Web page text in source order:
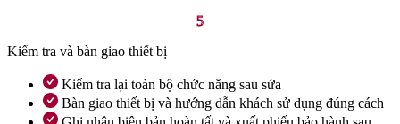
5
Kiểm tra và bàn giao thiết bị
Kiểm tra lại toàn bộ chức năng sau sửa
Bàn giao thiết bị và hướng dẫn khách sử dụng đúng cách